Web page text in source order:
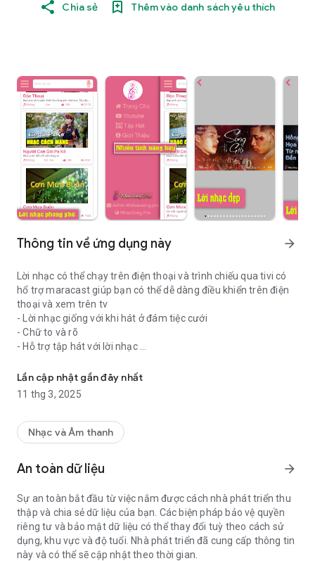
Chia sẻ Thêm vào danh sách yêu thích
Thông tin về ứng dụng này arrow_forward
Lời nhạc có thể chạy trên điện thoại và trình chiếu qua tivi có
hổ trợ maracast giúp bạn có thể dễ dàng điều khiển trên điện
thoại và xem trên tv
- Lời nhạc giống với khi hát ở đám tiệc cưới
- Chữ to và rõ
- Hỗ trợ tập hát với lời nhạc
- Nhiều tín năng thú vị
Lần cập nhật gần đây nhất
11 thg 3, 2025
Nhạc và Âm thanh
An toàn dữ liệu arrow_forward
Sự an toàn bắt đầu từ việc nắm được cách nhà phát triển thu
thập và chia sẻ dữ liệu của bạn. Các biện pháp bảo vệ quyền
riêng tư và bảo mật dữ liệu có thể thay đổi tuỳ theo cách sử
dụng, khu vực và độ tuổi. Nhà phát triển đã cung cấp thông tin
này và có thể sẽ cập nhật theo thời gian.